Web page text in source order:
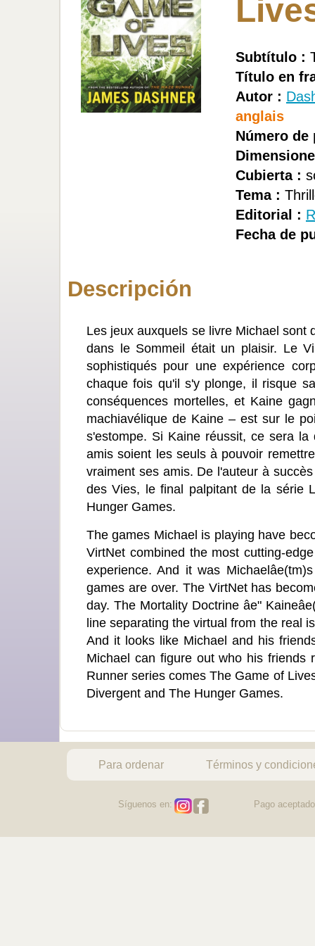
Subtítulo :
Título en
Autor :
anglais
Número de
Cubierta :
Tema :
Editorial :
Fecha de
Descripción
Les jeux auxquels se livre Michael sont
dans le Sommeil était un plaisir. Le
sophistiqués pour une expérience
chaque fois qu'il s'y plonge, il risque
conséquences mortelles, et Kaine
machiavélique de Kaine – est sur le
s'estompe. Si Kaine réussit, ce sera
amis soient les seuls à pouvoir
vraiment ses amis. De l'auteur à
des Vies, le final palpitant de la série
Hunger Games.
The games Michael is playing have
VirtNet combined the most cutting-
experience. And it was
games are over. The VirtNet has
day. The Mortality Doctrine âe"
line separating the virtual from the real
And it looks like Michael and his
Michael can figure out who his friends
Runner series comes The Game of
Divergent and The Hunger Games.
Para ordenar Términos y
Síguenos en: Pago